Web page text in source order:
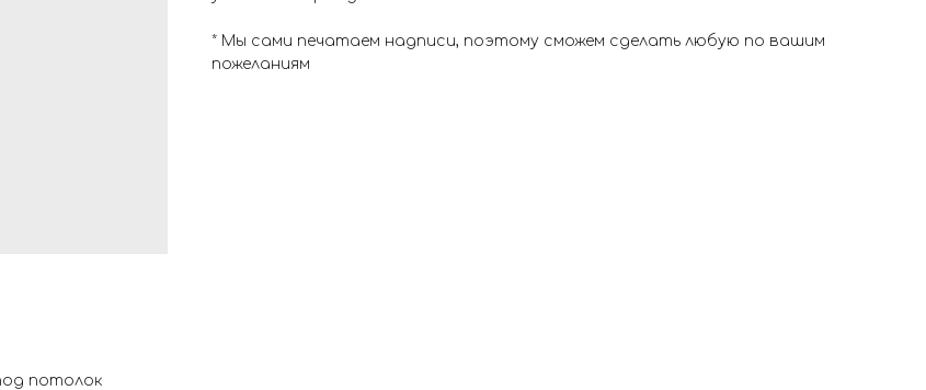
* Мы сами печатаем надписи, поэтому сможем сделать любую по вашим
пожеланиям
потолок